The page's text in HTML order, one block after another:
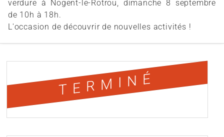
verdure à Nogent-le-Rotrou, dimanche 8 septembre
de 10h à 18h.
L'occasion de découvrir de nouvelles activités !
TERMINÉ